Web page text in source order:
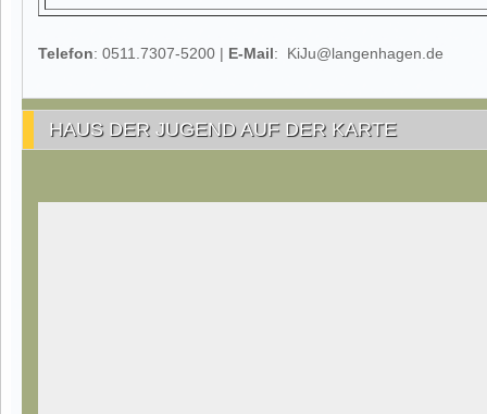
Telefon: 0511.7307-5200 | E-Mail: KiJu@langenhagen.de
HAUS DER JUGEND AUF DER KARTE